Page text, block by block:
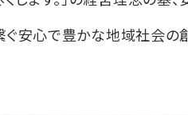
安心で豊かな地域社会の